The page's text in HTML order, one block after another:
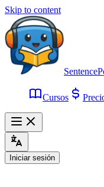
Skip to content
Cursos
Iniciar sesión